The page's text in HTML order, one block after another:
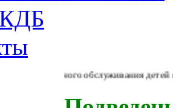
обслуживания детей в